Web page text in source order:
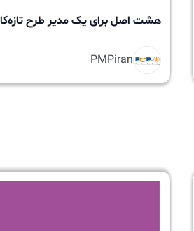
هشت اصل برای یک مدیر طرح
PMPiran